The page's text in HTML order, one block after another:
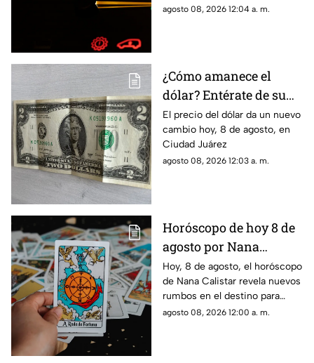
hoy, 8 de agosto
agosto 08, 2026 12:04 a. m.
¿Cómo amanece el
dólar? Entérate de su
precio hoy, 8 de agosto,
en Ciudad Juárez
El precio del dólar da un nuevo
cambio hoy, 8 de agosto, en
Ciudad Juárez
agosto 08, 2026 12:03 a. m.
Horóscopo de hoy 8 de
agosto por Nana
Calistar: ¿Qué te depara
el destino este sábado?
Hoy, 8 de agosto, el horóscopo
de Nana Calistar revela nuevos
rumbos en el destino para
estos signos
agosto 08, 2026 12:00 a. m.